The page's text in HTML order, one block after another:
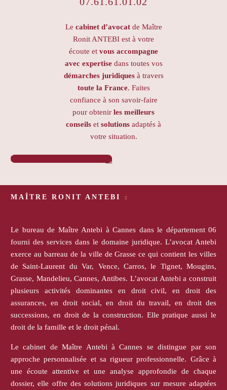
Le cabinet d’avocatde Maître
Ronit ANTEBI est à votre
écoute et vous accompagne
avec expertisedans toutes vos
démarches juridiquesà travers
toute la France. Faites
confiance à son savoir-faire
pour obtenir les meilleurs
conseils et solutions adaptés à
votre situation.
PRENDRE RENDEZ-VOUS 
MAÎTRE RONIT ANTEBI
Le bureau de Maître Antebi à Cannes dans le département 06
fourni des services dans le domaine juridique. L’avocat Antebi
exerce au barreau de la ville de Grasse ce qui contient les villes
de Saint-Laurent du Var, Vence, Carros, le Tignet, Mougins,
Grasse, Mandelieu, Cannes, Antibes. L’avocat Antebi a construit
plusieurs activités dominantes en droit civil, en droit des
assurances, en droit social, en droit du travail, en droit des
successions, en droit de la construction. Elle pratique aussi le
droit de la famille et le droit pénal.
Le cabinet de Maître Antebi à Cannes se distingue par son
approche personnalisée et sa rigueur professionnelle. Grâce à
une écoute attentive et une analyse approfondie de chaque
dossier, elle offre des solutions juridiques sur mesure adaptées